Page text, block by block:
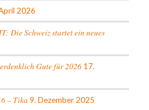
2026
Die Schweiz startet ein neues
Gute für 2026 17.
– Tika 9. Dezember 2025